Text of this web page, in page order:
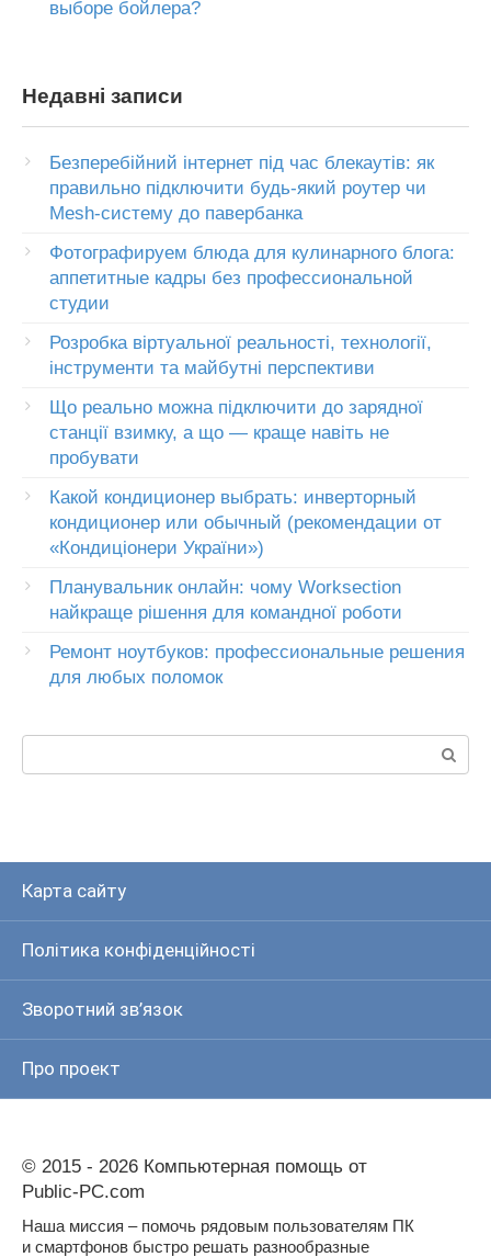
выборе бойлера?
Недавні записи
Безперебійний інтернет під час блекаутів: як
правильно підключити будь-який роутер чи
Mesh-систему до павербанка
Фотографируем блюда для кулинарного блога:
аппетитные кадры без профессиональной
студии
Розробка віртуальної реальності, технології,
інструменти та майбутні перспективи
Що реально можна підключити до зарядної
станції взимку, а що — краще навіть не
пробувати
Какой кондиционер выбрать: инверторный
кондиционер или обычный (рекомендации от
«Кондиціонери України»)
Планувальник онлайн: чому Worksection
найкраще рішення для командної роботи
Ремонт ноутбуков: профессиональные решения
для любых поломок
Карта сайту
Політика конфіденційності
Зворотний зв’язок
Про проект
© 2015 - 2026 Компьютерная помощь от
Public-PC.com
Наша миссия – помочь рядовым пользователям ПК
и смартфонов быстро решать разнообразные